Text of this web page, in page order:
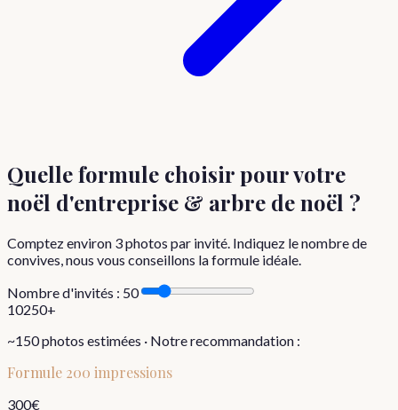
Quelle formule choisirpour votre
noël d'entreprise & arbre de noël ?
Comptez environ 3photos par invité. Indiquez le nombre de
convives, nous vous conseillons la formule idéale.
Nombre d'invités : 50
10250+
~150photos estimées · Notre recommandation :
Formule 200 impressions
300€